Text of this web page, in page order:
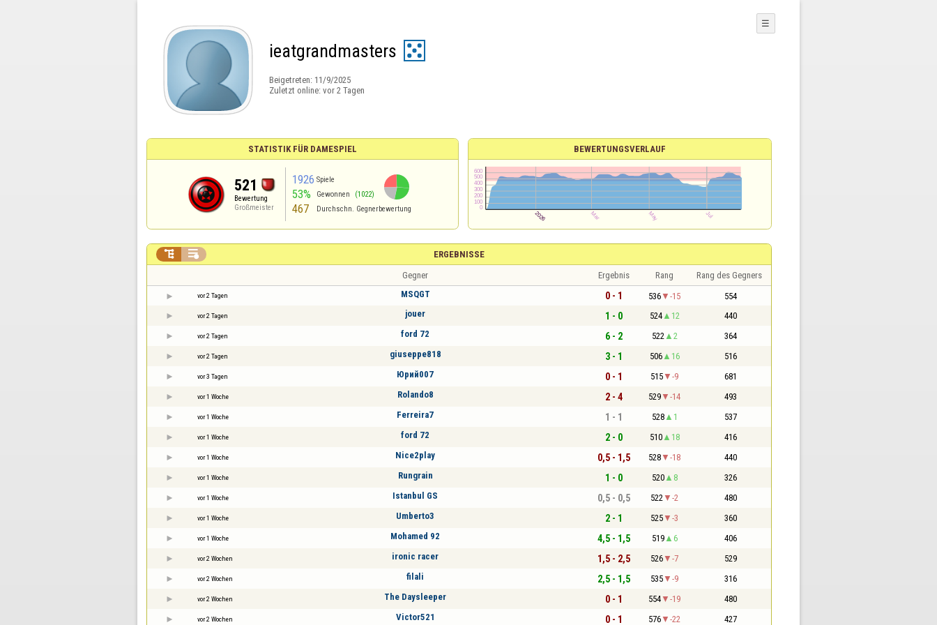
ieatgrandmasters
Beigetreten: 11/9/2025
Zuletzt online: vor 2 Tagen
☰
STATISTIK FÜR DAMESPIEL
521
Bewertung
Großmeister
1926 Spiele
53% Gewonnen (1022)
467 Durchschn. Gegnerbewertung
BEWERTUNGSVERLAUF
ERGEBNISSE
 
Gegner Ergebnis Rang Rang des Gegners
vor 2 Tagen MSQGT 0 - 1 536 -15 554
vor 2 Tagen jouer 1 - 0 524 12 440
vor 2 Tagen ford 72 6 - 2 522 2 364
vor 2 Tagen giuseppe818 3 - 1 506 16 516
vor 3 Tagen Юрий007 0 - 1 515 -9 681
vor 1 Woche Rolando8 2 - 4 529 -14 493
vor 1 Woche Ferreira7 1 - 1 528 1 537
vor 1 Woche ford 72 2 - 0 510 18 416
vor 1 Woche Nice2play 0,5 - 1,5 528 -18 440
vor 1 Woche Rungrain 1 - 0 520 8 326
vor 1 Woche Istanbul GS 0,5 - 0,5 522 -2 480
vor 1 Woche Umberto3 2 - 1 525 -3 360
vor 1 Woche Mohamed 92 4,5 - 1,5 519 6 406
vor 2 Wochen ironic racer 1,5 - 2,5 526 -7 529
vor 2 Wochen filali 2,5 - 1,5 535 -9 316
vor 2 Wochen The Daysleeper 0 - 1 554 -19 480
vor 2 Wochen Victor521 0 - 1 576 -22 427